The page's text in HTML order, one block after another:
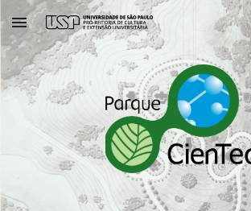
Skip to main content